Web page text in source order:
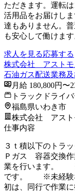
ただきます。運転
活用品をお届けし
達もありません。
も安心して働けま
求人を見る応募する
株式会社 アストモ
石油ガス配送業務
月給 180,800円〜
トラックドライ
福島県いわき市
株式会社 アスト
仕事内容
３ｔ積以下のトラ
Ｐガス 容器交換作
業を行います。 ※
です。 ※未経験
初は、同行で作